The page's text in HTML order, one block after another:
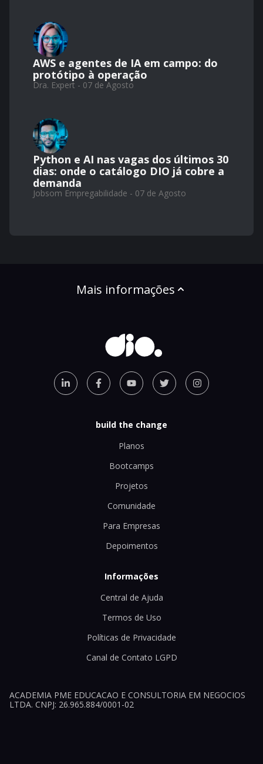
AWS e agentes de IA em campo: do
protótipo à operação
Dra. Expert - 07 de Agosto
Python e AI nas vagas dos últimos 30
dias: onde o catálogo DIO já cobre a
demanda
Jobsom Empregabilidade - 07 de Agosto
Mais informações
build the change
Planos
Bootcamps
Projetos
Comunidade
Para Empresas
Depoimentos
Informações
Central de Ajuda
Termos de Uso
Políticas de Privacidade
Canal de Contato LGPD
ACADEMIA PME EDUCACAO E CONSULTORIA EM NEGOCIOS
LTDA. CNPJ: 26.965.884/0001-02